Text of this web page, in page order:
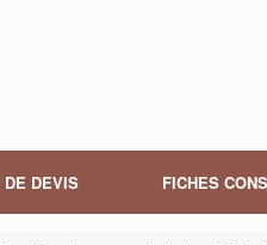
DE DEVIS FICHES